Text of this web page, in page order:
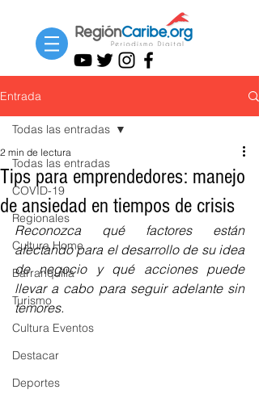
Entrada
Todas las entradas
COVID-19
Regionales
Cultura Home
Barranquilla
Turismo
Cultura Eventos
Destacar
Deportes
Todas las entradas
Tips para emprendedores: manejo
de ansiedad en tiempos de crisis
2 min de lectura
Reconozca qué factores están
afectando para el desarrollo de su idea
de negocio y qué acciones puede
llevar a cabo para seguir adelante sin
temores.